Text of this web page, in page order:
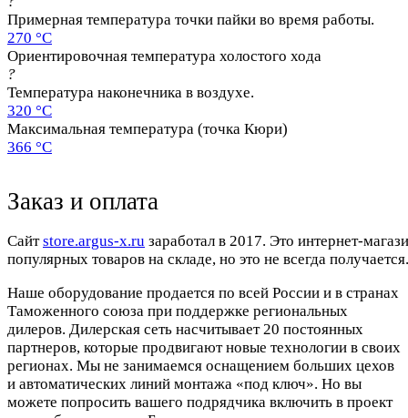
Примерная температура точки пайки во время работы.
270 °C
Ориентировочная температура холостого хода
?
Температура наконечника в воздухе.
320 °C
Максимальная температура (точка Кюри)
366 °C
Заказ и оплата
Cайтstore.argus-x.ru заработал в 2017. Это интернет-
популярных товаров на складе, но это не всегда
Наше оборудование продается по всей России и в странах
Таможенного союза при поддержке региональных
дилеров. Дилерская сеть насчитывает 20 постоянных
партнеров, которые продвигают новые технологии в своих
регионах. Мы не занимаемся оснащением больших цехов
и автоматических линий монтажа «под ключ». Но вы
можете попросить вашего подрядчика включить в проект